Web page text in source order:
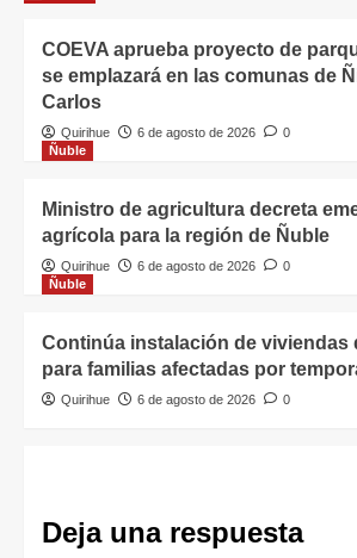
COEVA aprueba proyecto de
se emplazará en las comunas de
Carlos
Quirihue 6 de agosto de 2026
0
Ñuble
Ministro de agricultura decreta
agrícola para la región de Ñuble
Quirihue 6 de agosto de 2026
0
Ñuble
Continúa instalación de viviendas
para familias afectadas por
Quirihue 6 de agosto de 2026 0
Deja una respuesta